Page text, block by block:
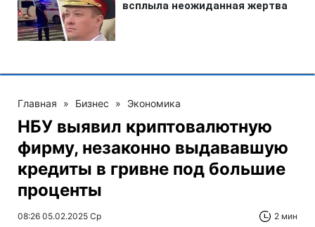
Главная » Бизнес » Экономика
НБУ выявил криптовалютную
фирму, незаконно выдававшую
кредиты в гривне под большие
проценты
08:26 05.02.2025 Ср 2 мин